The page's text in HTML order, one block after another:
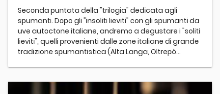
Seconda puntata della "trilogia" dedicata agli
spumanti. Dopo gli "insoliti lieviti" con gli spumanti da
uve autoctone italiane, andremo a degustare i "soliti
lieviti", quelli provenienti dalle zone italiane di grande
tradizione spumantistica (Alta Langa, Oltrepò...